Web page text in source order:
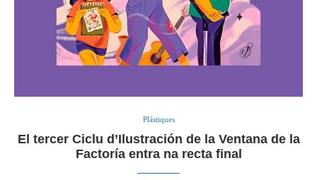
Plástiques
El tercer Ciclu d’Ilustración de la Ventana de la
Factoría entra na recta final